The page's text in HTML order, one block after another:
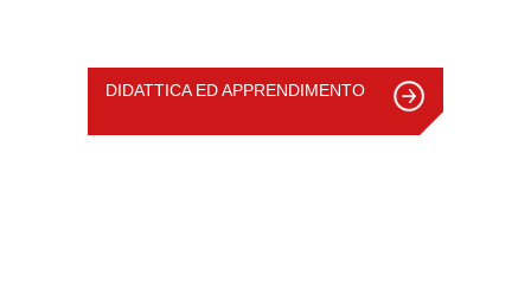
DIDATTICA ED APPRENDIMENTO